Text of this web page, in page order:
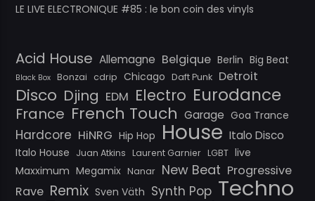
LE LIVE ELECTRONIQUE #85 : le bon coin des vinyls
Acid House Allemagne Belgique Berlin Big Beat
Black Box Bonzai cdrip Chicago Daft Punk Detroit
Disco Djing EDM Electro Eurodance
France French Touch Garage Goa Trance
Hardcore HiNRG Hip Hop House Italo Disco
Italo House Juan Atkins Laurent Garnier LGBT live
Maxximum Megamix Nanar New Beat Progressive
Rave Remix Sven Väth Synth Pop Techno